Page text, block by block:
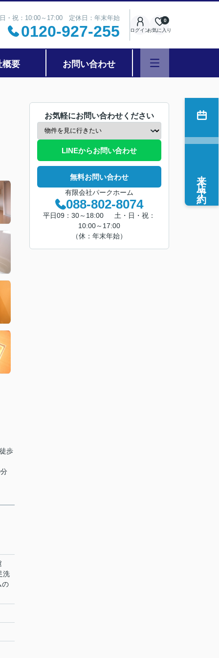
・祝：10:00～17:00 定休日：年末年始
0120-927-255 ログインお気に入り
0
概要 お問い合わせ
歩
洗
の
お気軽にお問い合わせください
LINEからお問い合わせ
無料お問い合わせ
有限会社パークホーム
088-802-8074
平日09：30～18:00 土・日・祝：
10:00～17:00
（休：年末年始）
来店予約